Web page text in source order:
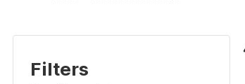
Filters